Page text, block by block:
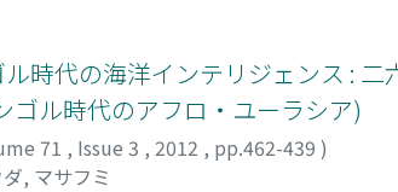
時代の海洋インテリジェンス :
ゴル時代のアフロ・ユーラシア)
71 , Issue 3 , 2012 , pp.462-439 )
, マサフミ